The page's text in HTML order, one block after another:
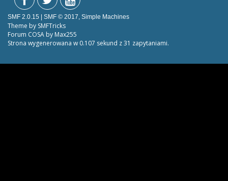
SMF 2.0.15 SMF © 2017, Simple Machines
Theme by SMFTricks
Forum COSA by Max255
Strona wygenerowana w 0.107 sekund z 31 zapytaniami.